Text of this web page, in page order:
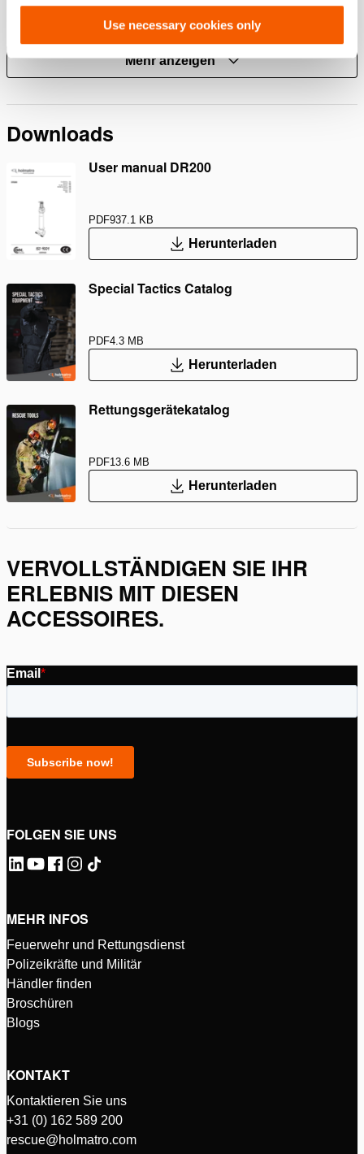
Use necessary cookies only
einer Position neben der Tür aus arbeiten, ohne sich
selbst in Gefahr zu bringen.
Mehr anzeigen
Downloads
User manual DR200
PDF937.1 KB
Herunterladen
Special Tactics Catalog
PDF4.3 MB
Herunterladen
Rettungsgerätekatalog
PDF13.6 MB
Herunterladen
VERVOLLSTÄNDIGEN SIE IHR
ERLEBNIS MIT DIESEN
ACCESSOIRES.
FOLGEN SIE UNS
MEHR INFOS
Feuerwehr und Rettungsdienst
Polizeikräfte und Militär
Händler finden
Broschüren
Blogs
KONTAKT
Kontaktieren Sie uns
+31 (0) 162 589 200
rescue@holmatro.com